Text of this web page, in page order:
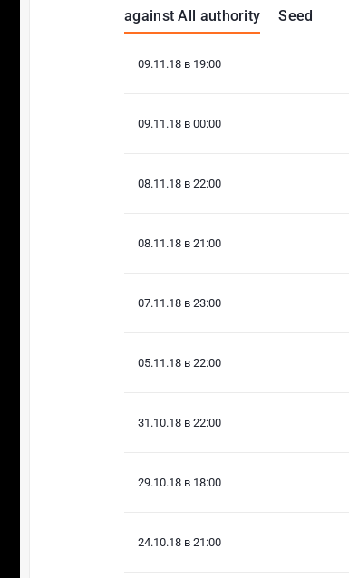
against All authority Seed
09.11.18 в 19:00
09.11.18 в 00:00
08.11.18 в 22:00
08.11.18 в 21:00
07.11.18 в 23:00
05.11.18 в 22:00
31.10.18 в 22:00
29.10.18 в 18:00
24.10.18 в 21:00